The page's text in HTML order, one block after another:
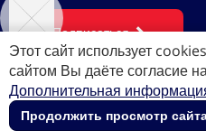
Подписаться
Звоните нам: *8288
Copyright © 2026 Мано
Этот сайт использует
сайтом Вы даёте согласие
Дополнительная
Продолжить просмотр